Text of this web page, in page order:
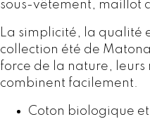
t
:
C
H
sous-vêtement, maillot
La simplicité, la qualité
collection été de
force de la nature, leurs
combinent facilement.
Coton biologique